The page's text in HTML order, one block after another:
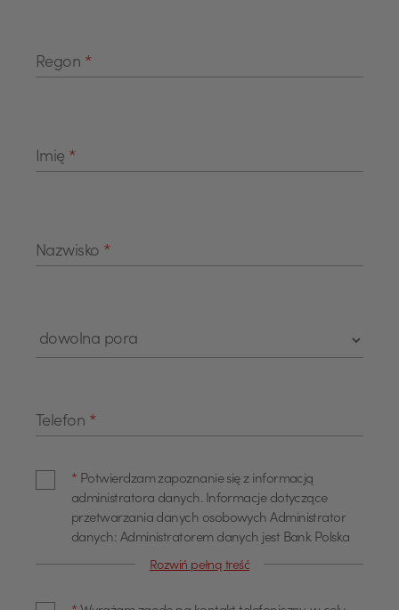
Regon *
Imię *
Nazwisko *
Telefon *
* Potwierdzam zapoznanie się z informacją
administratora danych. Informacje dotyczące
przetwarzania danych osobowych Administrator
danych: Administratorem danych jest Bank Polska
Kasa Opieki Spółka Akcyjna z siedzibą w Warszawie,
Rozwiń pełną treść